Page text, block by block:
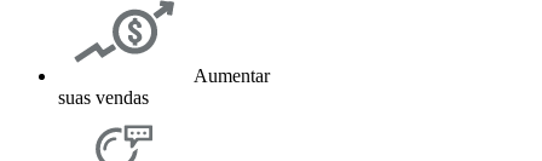
Aumentar
suas vendas